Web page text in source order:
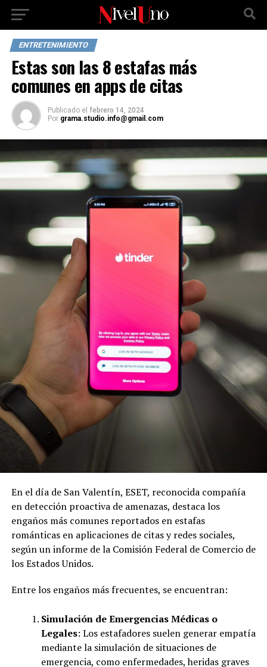
ENTRETENIMIENTO
Estas son las 8 estafas más
comunes en apps de citas
Publicado el febrero 14, 2024
Por grama.studio.info@gmail.com
En el día de San Valentín, ESET, reconocida compañía
en detección proactiva de amenazas, destaca los
engaños más comunes reportados en estafas
románticas en aplicaciones de citas y redes sociales,
según un informe de la Comisión Federal de Comercio de
los Estados Unidos.
Entre los engaños más frecuentes, se encuentran:
Simulación de Emergencias Médicas o
Legales: Los estafadores suelen generar empatía
mediante la simulación de situaciones de
emergencia, como enfermedades, heridas graves